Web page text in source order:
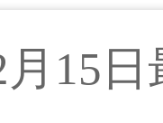
月15